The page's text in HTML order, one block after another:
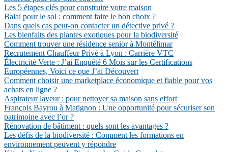
Les 5 étapes clés pour construire votre maison
Balai pour le sol : comment faire le bon choix ?
Dans quels cas peut-on contacter un détective privé ?
Les bienfaits des plantes exotiques pour la biodiversité
Comment trouver une résidence senior à Montélimar
Recrutement Chauffeur Privé à Lyon : Carrière VTC
Électricité Verte : J’ai Enquêté 6 Mois sur les Certifications
Européennes, Voici ce que J’ai Découvert
Comment choisir une marketplace économique et fiable pour vos
achats en ligne ?
Aspirateur laveur : pour nettoyer sa maison sans effort
François Bayrou à Matignon : Une opportunité pour sécuriser son
patrimoine avec l’or ?
Rénovation de bâtiment : quels sont les avantages ?
Les défis de la biodiversité : Comment les formations en
environnement peuvent y répondre